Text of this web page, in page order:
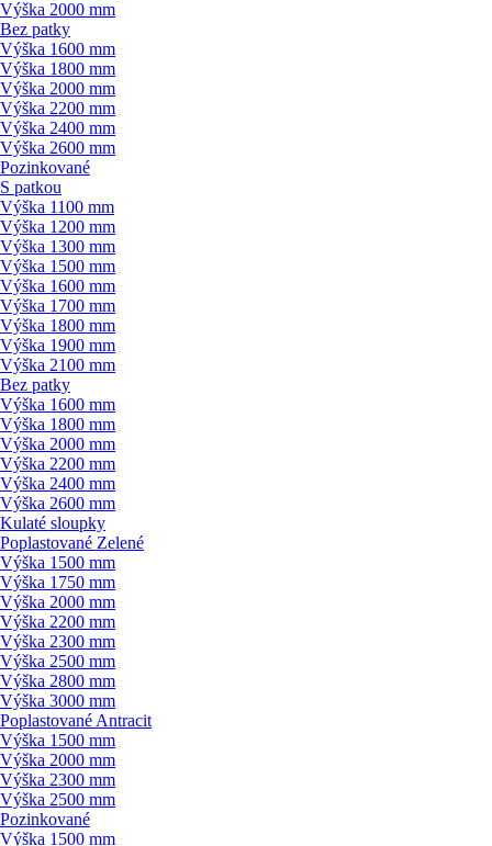
Výška 2000 mm
Bez patky
Výška 1600 mm
Výška 1800 mm
Výška 2000 mm
Výška 2200 mm
Výška 2400 mm
Výška 2600 mm
Pozinkované
S patkou
Výška 1100 mm
Výška 1200 mm
Výška 1300 mm
Výška 1500 mm
Výška 1600 mm
Výška 1700 mm
Výška 1800 mm
Výška 1900 mm
Výška 2100 mm
Bez patky
Výška 1600 mm
Výška 1800 mm
Výška 2000 mm
Výška 2200 mm
Výška 2400 mm
Výška 2600 mm
Kulaté sloupky
Poplastované Zelené
Výška 1500 mm
Výška 1750 mm
Výška 2000 mm
Výška 2200 mm
Výška 2300 mm
Výška 2500 mm
Výška 2800 mm
Výška 3000 mm
Poplastované Antracit
Výška 1500 mm
Výška 2000 mm
Výška 2300 mm
Výška 2500 mm
Pozinkované
Výška 1500 mm